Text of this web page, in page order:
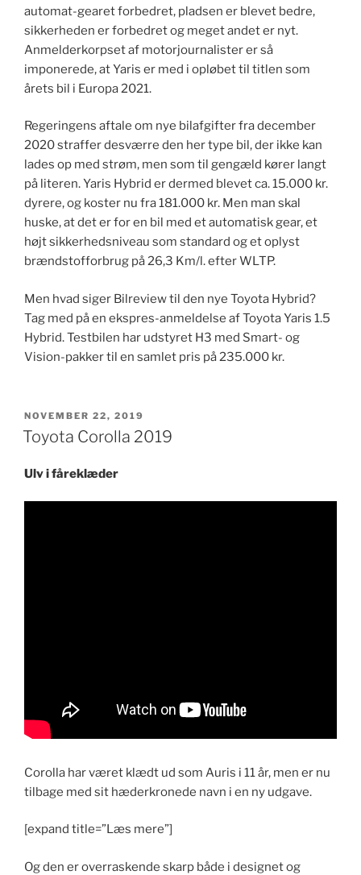
automat-gearet forbedret, pladsen er blevet bedre,
sikkerheden er forbedret og meget andet er nyt.
Anmelderkorpset af motorjournalister er så
imponerede, at Yaris er med i opløbet til titlen som
årets bil i Europa 2021.
Regeringens aftale om nye bilafgifter fra december
2020 straffer desværre den her type bil, der ikke kan
lades op med strøm, men som til gengæld kører langt
på literen. Yaris Hybrid er dermed blevet ca. 15.000 kr.
dyrere, og koster nu fra 181.000 kr. Men man skal
huske, at det er for en bil med et automatisk gear, et
højt sikkerhedsniveau som standard og et oplyst
brændstofforbrug på 26,3 Km/l. efter WLTP.
Men hvad siger Bilreview til den nye Toyota Hybrid?
Tag med på en ekspres-anmeldelse af Toyota Yaris 1.5
Hybrid. Testbilen har udstyret H3 med Smart- og
Vision-pakker til en samlet pris på 235.000 kr.
UDGIVET
DEN
NOVEMBER 22, 2019
Toyota Corolla 2019
Ulv i fåreklæder
Corolla har været klædt ud som Auris i 11 år, men er nu
tilbage med sit hæderkronede navn i en ny udgave.
[expand title=”Læs mere”]
Og den er overraskende skarp både i designet og